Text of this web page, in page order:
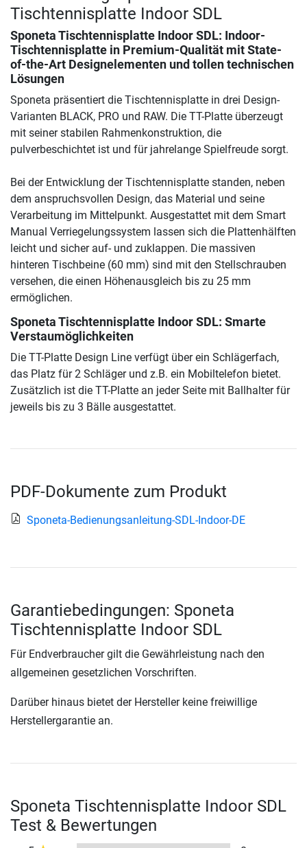
Tischtennisplatte Indoor SDL
Sponeta Tischtennisplatte Indoor SDL: Indoor-
Tischtennisplatte in Premium-Qualität mit State-
of-the-Art Designelementen und tollen technischen
Lösungen
Sponeta präsentiert die Tischtennisplatte in drei Design-
Varianten BLACK, PRO und RAW. Die TT-Platte überzeugt
mit seiner stabilen Rahmenkonstruktion, die
pulverbeschichtet ist und für jahrelange Spielfreude sorgt.
Bei der Entwicklung der Tischtennisplatte standen, neben
dem anspruchsvollen Design, das Material und seine
Verarbeitung im Mittelpunkt. Ausgestattet mit dem Smart
Manual Verriegelungssystem lassen sich die Plattenhälften
leicht und sicher auf- und zuklappen. Die massiven
hinteren Tischbeine (60 mm) sind mit den Stellschrauben
versehen, die einen Höhenausgleich bis zu 25 mm
ermöglichen.
Sponeta Tischtennisplatte Indoor SDL: Smarte
Verstaumöglichkeiten
Die TT-Platte Design Line verfügt über ein Schlägerfach,
das Platz für 2 Schläger und z.B. ein Mobiltelefon bietet.
Zusätzlich ist die TT-Platte an jeder Seite mit Ballhalter für
jeweils bis zu 3 Bälle ausgestattet.
PDF-Dokumente zum Produkt
Sponeta-Bedienungsanleitung-SDL-Indoor-DE
Garantiebedingungen: Sponeta
Tischtennisplatte Indoor SDL
Für Endverbraucher gilt die Gewährleistung nach den
allgemeinen gesetzlichen Vorschriften.
Darüber hinaus bietet der Hersteller keine freiwillige
Herstellergarantie an.
Sponeta Tischtennisplatte Indoor SDL
Test & Bewertungen